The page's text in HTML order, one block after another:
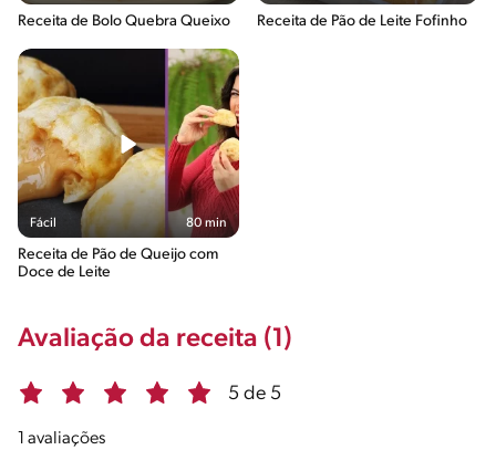
Receita de Bolo Quebra Queixo Receita de Pão de Leite Fofinho
Fácil 80 min
Receita de Pão de Queijo com
Doce de Leite
Avaliação da receita (1)
5 de 5
1 avaliações